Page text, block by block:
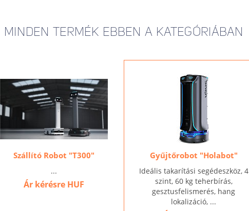
MINDEN TERMÉK EBBEN A KATEGÓRIÁBAN
Szállító Robot "T300"
...
Ár kérésreHUF
Gyűjtőrobot "Holabot"
Ideális takarítási segédeszköz, 4
szint, 60 kg teherbírás,
gesztusfelismerés, hang
lokalizáció, ...